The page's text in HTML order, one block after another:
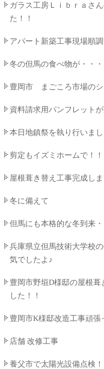
ガラス工房Ｌｉｂｒａさ
た！！
アパート新築工事現場順調
冬の但馬の食べ物が・・・
豊岡市 まごころ市場のシ
資料請求用パンフレット
本日地鎮祭を執り行いまし
剪定もイズミホームで！！
屋根葺き替え工事完成し
冬に備えて
但馬にも本格的な冬到来・
兵庫県立但馬技術大学校の
気でしたよ♪
豊岡市野垣D様邸の屋根葺
した！！
豊岡市K様邸改造工事頑張
店舗 改修工事
養父市で太陽光設備点検！